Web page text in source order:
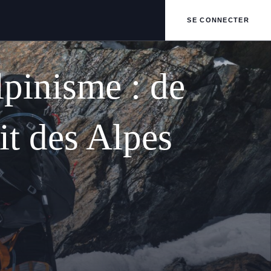
SE CONNECTER
: de
des Alpes